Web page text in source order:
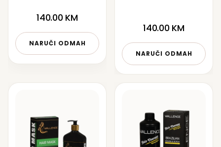
140.00 KM
NARUČI ODMAH
140.00 KM
NARUČI ODMAH